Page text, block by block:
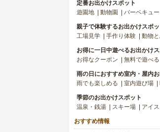
定番お出かけスポット
遊園地
動物園 バーベキュー
親子で体験するお出かけスポッ
工場見学
手作り体験 動物
お得に一日中遊べるお出かけ
お得なクーポン
無料で遊べる
雨の日におすすめ室内・屋内
雨でも楽しめる
室内遊び場
季節のお出かけスポット
温泉・銭湯
スキー場 アイ
おすすめ情報